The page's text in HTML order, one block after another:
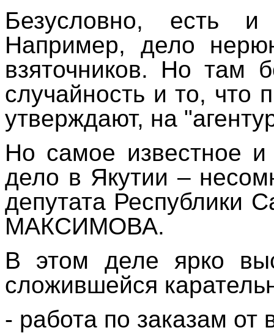
Безусловно, есть
Например, дело
взяточников. Но там
случайность и то, что
утверждают, на
Но самое известное и
дело в Якутии –
депутата Республики
МАКСИМОВА.
В этом деле ярко
сложившейся
- работа по заказам от